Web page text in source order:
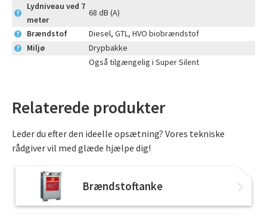
?
Lydniveau ved 7
meter
68 dB (A)
? Brændstof Diesel, GTL, HVO biobrændstof
? Miljø
Drypbakke
Også tilgængelig i Super Silent
Relaterede produkter
Leder du efter den ideelle opsætning? Vores tekniske
rådgiver vil med glæde hjælpe dig!
Brændstoftanke